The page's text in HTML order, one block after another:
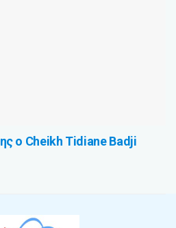
ο Cheikh Tidiane Badji